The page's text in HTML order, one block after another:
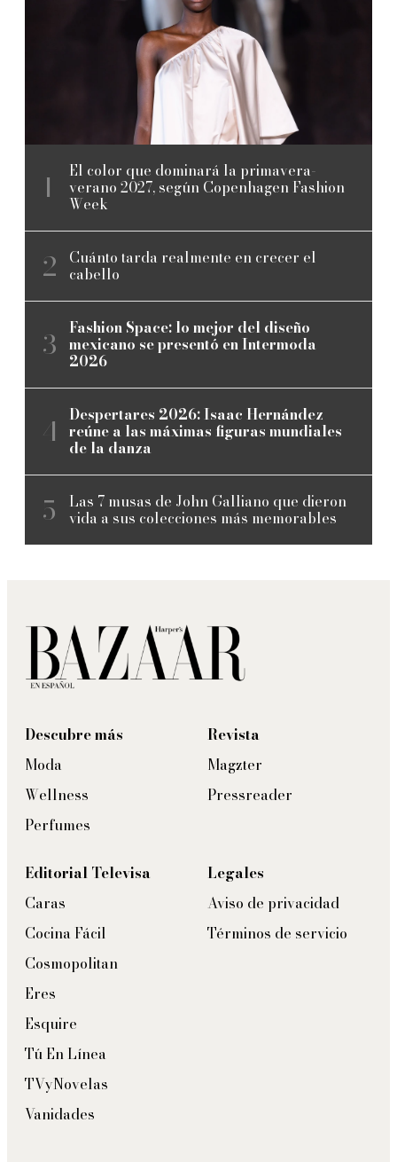
El color que dominará la primavera-
verano 2027, según Copenhagen Fashion
Week
Cuánto tarda realmente en crecer el
cabello
Fashion Space: lo mejor del diseño
mexicano se presentó en Intermoda
2026
Despertares 2026: Isaac Hernández
reúne a las máximas figuras mundiales
de la danza
Las 7 musas de John Galliano que dieron
vida a sus colecciones más memorables
Descubre más
Moda
Wellness
Perfumes
Revista
Magzter
Pressreader
Editorial Televisa
Caras
Cocina Fácil
Cosmopolitan
Eres
Esquire
Tú En Línea
TVyNovelas
Vanidades
Legales
Aviso de privacidad
Términos de servicio